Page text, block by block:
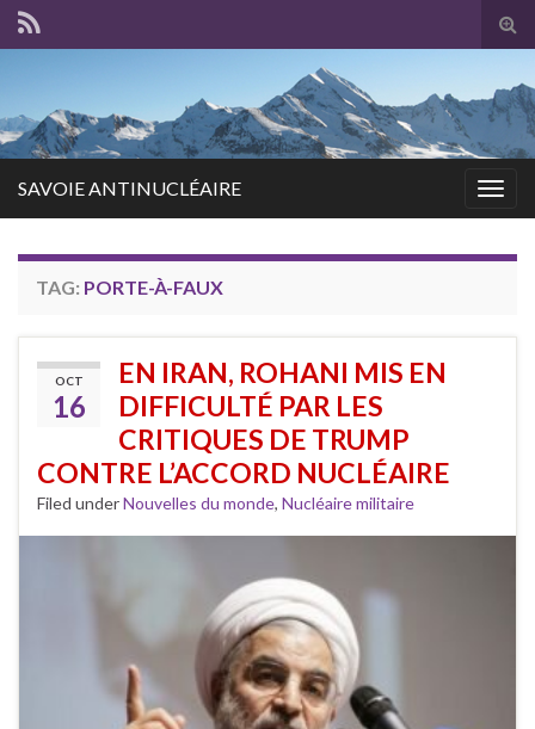
SAVOIE ANTINUCLÉAIRE
TAG: PORTE-À-FAUX
OCT
16
EN IRAN, ROHANI MIS EN
DIFFICULTÉ PAR LES
CRITIQUES DE TRUMP
CONTRE L’ACCORD NUCLÉAIRE
Filed underNouvelles du monde, Nucléaire militaire